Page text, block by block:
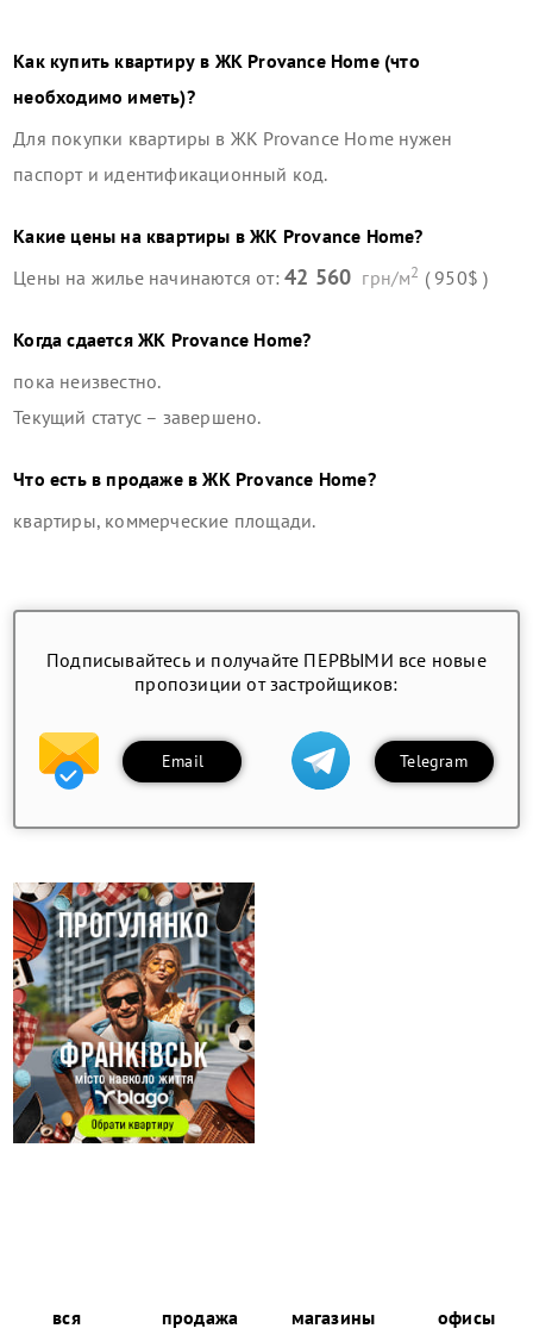
Как купить квартиру в ЖК Provance Home(что
необходимо иметь)?
Для покупки квартиры в ЖК Provance Home нужен
паспорт и идентификационный код.
Какие цены на квартиры вЖК Provance Home?
Цены на жилье начинаются от:42 560 грн/м2 ( 950$ )
Когда сдаетсяЖК Provance Home?
пока неизвестно.
Текущий статус – завершено.
Что есть в продаже вЖК Provance Home?
квартиры, коммерческие площади.
Подписывайтесь и получайте ПЕРВЫМИ все новые
пропозиции от застройщиков:
Email Telegram
вся
продажа
магазины
офисы